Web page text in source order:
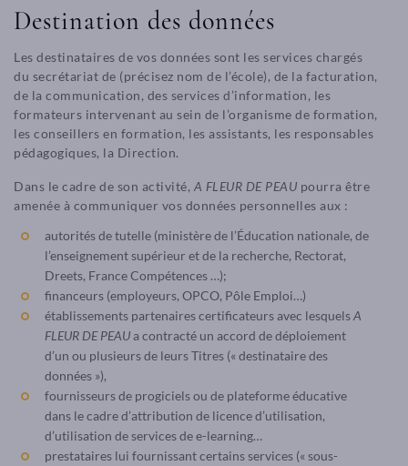
Destination des données
Les destinataires de vos données sont les services chargés
du secrétariat de (précisez nom de l’école), de la facturation,
de la communication, des services d’information, les
formateurs intervenant au sein de l’organisme de formation,
les conseillers en formation, les assistants, les responsables
pédagogiques, la Direction.
Dans le cadre de son activité, A FLEUR DE PEAU pourra être
amenée à communiquer vos données personnelles aux :
autorités de tutelle (ministère de l’Éducation nationale, de
l’enseignement supérieur et de la recherche, Rectorat,
Dreets, France Compétences …);
financeurs (employeurs, OPCO, Pôle Emploi…)
établissements partenaires certificateurs avec lesquelsA
FLEUR DE PEAUa contracté un accord de déploiement
d’un ou plusieurs de leurs Titres (« destinataire des
données »),
fournisseurs de progiciels ou de plateforme éducative
dans le cadre d’attribution de licence d’utilisation,
d’utilisation de services de e-learning…
prestataires lui fournissant certains services (« sous-